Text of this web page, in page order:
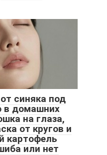
синяка под
в домашних
на глаза,
от кругов и
картофель
или нет